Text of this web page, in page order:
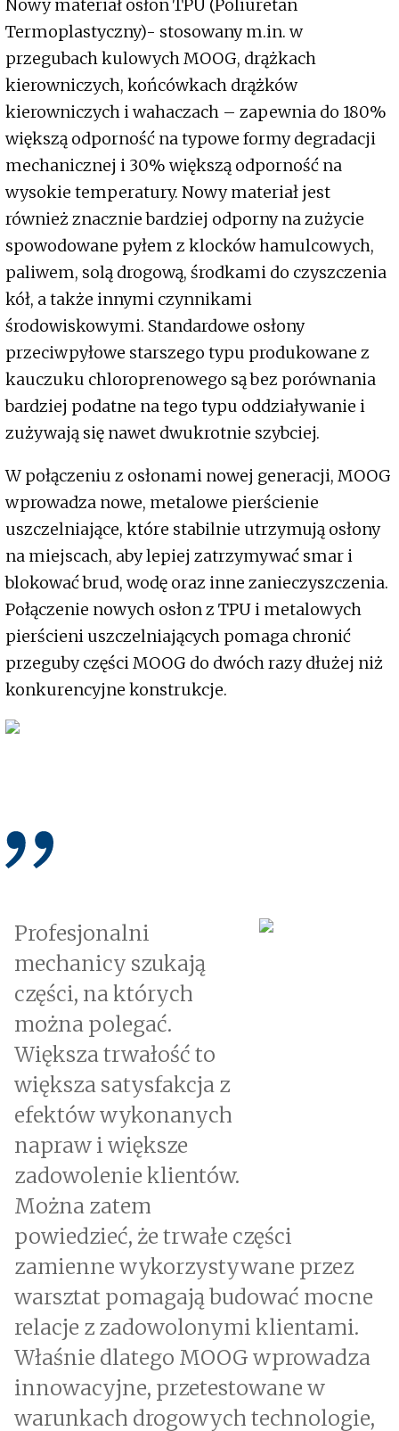
Nowy materiał osłon TPU (Poliuretan
Termoplastyczny)- stosowany m.in. w
przegubach kulowych MOOG, drążkach
kierowniczych, końcówkach drążków
kierowniczych i wahaczach – zapewnia do 180%
większą odporność na typowe formy degradacji
mechanicznej i 30% większą odporność na
wysokie temperatury. Nowy materiał jest
również znacznie bardziej odporny na zużycie
spowodowane pyłem z klocków hamulcowych,
paliwem, solą drogową, środkami do czyszczenia
kół, a także innymi czynnikami
środowiskowymi. Standardowe osłony
przeciwpyłowe starszego typu produkowane z
kauczuku chloroprenowego są bez porównania
bardziej podatne na tego typu oddziaływanie i
zużywają się nawet dwukrotnie szybciej.
W połączeniu z osłonami nowej generacji, MOOG
wprowadza nowe, metalowe pierścienie
uszczelniające, które stabilnie utrzymują osłony
na miejscach, aby lepiej zatrzymywać smar i
blokować brud, wodę oraz inne zanieczyszczenia.
Połączenie nowych osłon z TPU i metalowych
pierścieni uszczelniających pomaga chronić
przeguby części MOOG do dwóch razy dłużej niż
konkurencyjne konstrukcje.
Profesjonalni
mechanicy szukają
części, na których
można polegać.
Większa trwałość to
większa satysfakcja z
efektów wykonanych
napraw i większe
zadowolenie klientów.
Można zatem
powiedzieć, że trwałe części
zamienne wykorzystywane przez
warsztat pomagają budować mocne
relacje z zadowolonymi klientami.
Właśnie dlatego MOOG wprowadza
innowacyjne, przetestowane w
warunkach drogowych technologie,